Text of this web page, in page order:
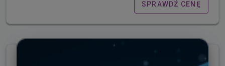
SPRAWDŹ CENĘ